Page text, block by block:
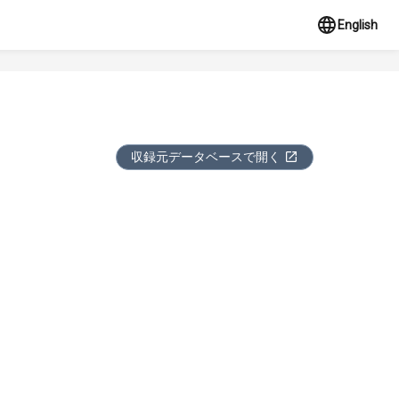
English
収録元データベースで開く